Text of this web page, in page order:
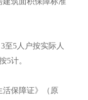
5人户按实际人
5计。
保障证》（原